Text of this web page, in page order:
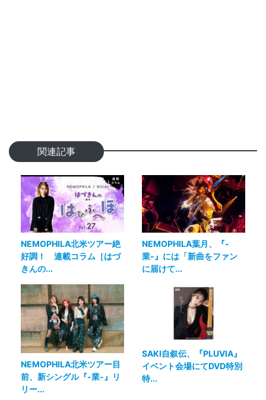
関連記事
NEMOPHILA北米ツアー絶
好調！ 連載コラム［はづ
きんの...
NEMOPHILA葉月、『-
業-』には「新曲をファン
に届けて...
NEMOPHILA北米ツアー目
前、新シングル『-業-』リ
リー...
SAKI自叙伝、『PLUVIA』
イベント会場にてDVD特別
特...